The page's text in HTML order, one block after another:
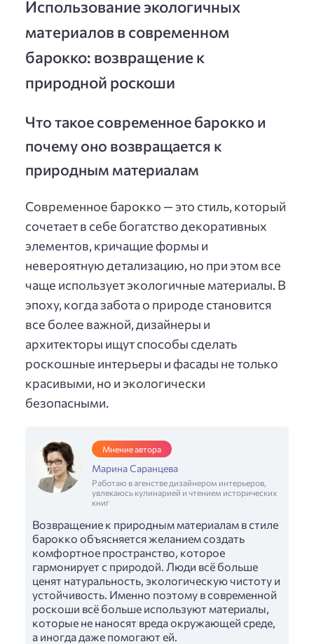
Использование экологичных
материалов в современном
барокко: возвращение к
природной роскоши
Что такое современное барокко и
почему оно возвращается к
природным материалам
Современное барокко — это стиль, который
сочетает в себе богатство декоративных
элементов, кричащие формы и
невероятную детализацию, но при этом все
чаще использует экологичные материалы. В
эпоху, когда забота о природе становится
все более важной, дизайнеры и
архитекторы ищут способы сделать
роскошные интерьеры и фасады не только
красивыми, но и экологически
безопасными.
Мнение автора
Марина Саранцева
Работаю в агенстве дизайнером интерьеров,
увлекаюсь кулинарией и чтением исторических
книг
Возвращение к природным материалам в стиле
барокко объясняется желанием создать
комфортное пространство, которое
гармонирует с природой. Люди всё больше
ценят натуральность, экологическую чистоту и
устойчивость. Именно поэтому в современной
роскоши всё больше используют материалы,
которые не наносят вреда окружающей среде,
а иногда даже помогают ей.